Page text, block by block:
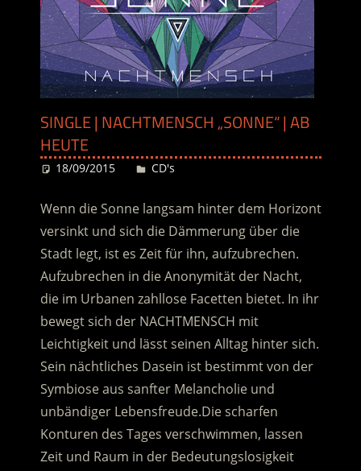
SINGLE | NACHTMENSCH „SONNE“ | AB
HEUTE
18/09/2015 Desiree
CD's
Wenn die Sonne langsam hinter dem Horizont
versinkt und sich die Dämmerung über die
Stadt legt, ist es Zeit für ihn, aufzubrechen.
Aufzubrechen in die Anonymität der Nacht,
die im Urbanen zahllose Facetten bietet. In ihr
bewegt sich der NACHTMENSCH mit
Leichtigkeit und lässt seinen Alltag hinter sich.
Sein nächtliches Dasein ist bestimmt von der
Symbiose aus sanfter Melancholie und
unbändiger Lebensfreude.Die scharfen
Konturen des Tages verschwimmen, lassen
Zeit und Raum in der Bedeutungslosigkeit